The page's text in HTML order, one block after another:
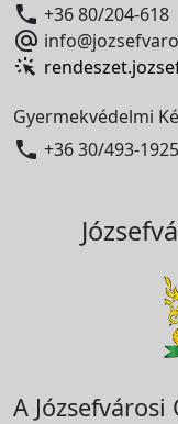
 +36 80/204-618

Gyermekvédelmi
 +36 30/493-1925
A